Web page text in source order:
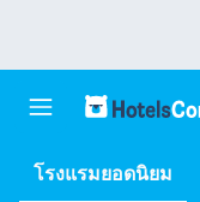
โรงแรมยอดนิยม